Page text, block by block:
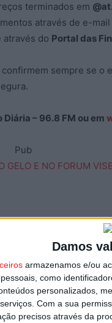
Damos
armazenamos e/ou
como
personalizados,
Com a sua
precisos através da
terminados em
através de e-mail
através do Portal das
sempre se o
– 96.8 FM ou em
Pub